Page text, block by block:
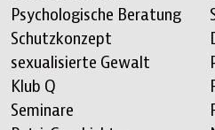
Psychologische Beratung
Schutzkonzept
sexualisierte Gewalt
Klub Q
Seminare